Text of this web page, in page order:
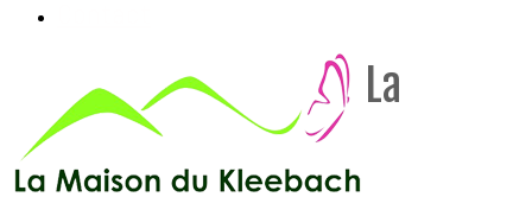
La